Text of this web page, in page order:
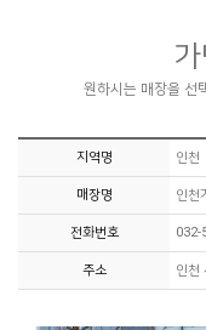
원하시는 매장을 선
지역명 인천
매장명 인천
전화번호 032-
주소 인천